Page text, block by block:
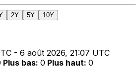
2Y 5Y 10Y
- 6 août 2026, 21:07 UTC
Plus bas: 0 Plus haut: 0